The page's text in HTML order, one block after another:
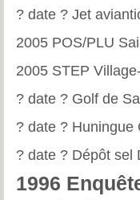
? date ? Jet
2005 POS/PLU
2005 STEP
? date ? Golf de
? date ? Huningue
? date ? Dépôt sel
1996